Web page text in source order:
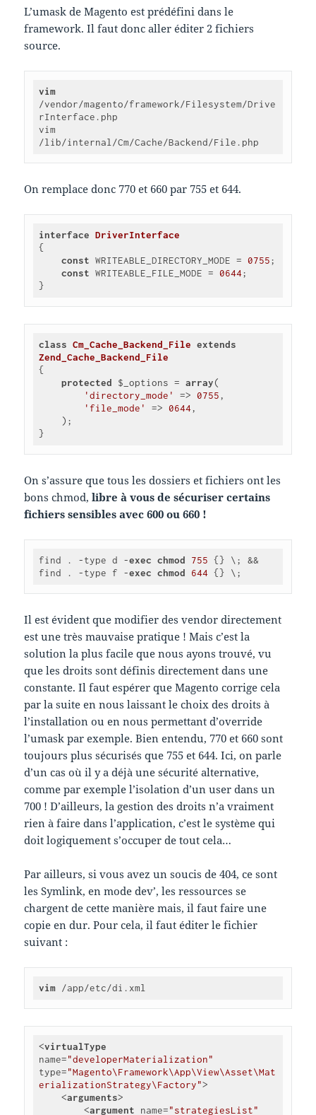
L’umask de Magento est prédéfini dans le
framework. Il faut donc aller éditer 2 fichiers
source.
vim
/vendor/magento/framework/Filesystem/Drive
rInterface.php
vim
/lib/internal/Cm/Cache/Backend/File.php
On remplace donc 770 et 660 par 755 et 644.
interface DriverInterface
{
const WRITEABLE_DIRECTORY_MODE = 0755;
const WRITEABLE_FILE_MODE = 0644;
}
class Cm_Cache_Backend_File extends
Zend_Cache_Backend_File
{
protected $_options = array(
'directory_mode'
=> 0755,
'file_mode'
=> 0644,
}
On s’assure que tous les dossiers et fichiers ont les
bons chmod,libre à vous de sécuriser certains
fichiers sensibles avec 600 ou 660 !
find . -type d -exec chmod 755 {} \; &&
find . -type f -exec chmod 644 {} \;
Il est évident que modifier des vendor directement
est une très mauvaise pratique ! Mais c’est la
solution la plus facile que nous ayons trouvé, vu
que les droits sont définis directement dans une
constante. Il faut espérer que Magento corrige cela
par la suite en nous laissant le choix des droits à
l’installation ou en nous permettant d’override
l’umask par exemple. Bien entendu, 770 et 660 sont
toujours plus sécurisés que 755 et 644. Ici, on parle
d’un cas où il y a déjà une sécurité alternative,
comme par exemple l’isolation d’un user dans un
700 ! D’ailleurs, la gestion des droits n’a vraiment
rien à faire dans l’application, c’est le système qui
doit logiquement s’occuper de tout cela…
Par ailleurs, si vous avez un soucis de 404, ce sont
les Symlink, en mode dev’, les ressources se
chargent de cette manière mais, il faut faire une
copie en dur. Pour cela, il faut éditer le fichier
suivant :
vim /app/etc/di.xml
<virtualType
name="developerMaterialization"
type="Magento\Framework\App\View\Asset\Mat
erializationStrategy\Factory">
<arguments>
<argument name="strategiesList"